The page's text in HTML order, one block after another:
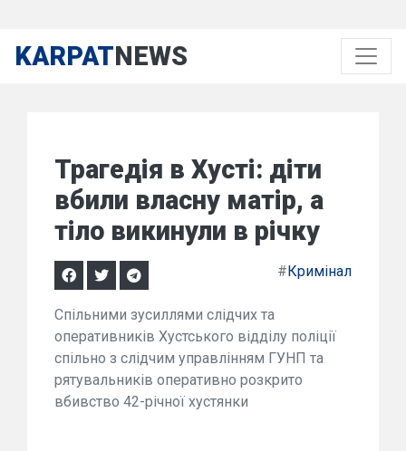
KARPATNEWS
Трагедія в Хусті: діти
вбили власну матір, а
тіло викинули в річку
#Кримінал
Спільними зусиллями слідчих та
оперативників Хустського відділу поліції
спільно з слідчим управлінням ГУНП та
рятувальників оперативно розкрито
вбивство 42-річної хустянки